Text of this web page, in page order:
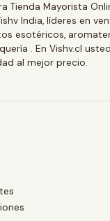
Tienda Mayorista
India, líderes en
esotéricos,
. En Vishv.cl
al mejor precio.